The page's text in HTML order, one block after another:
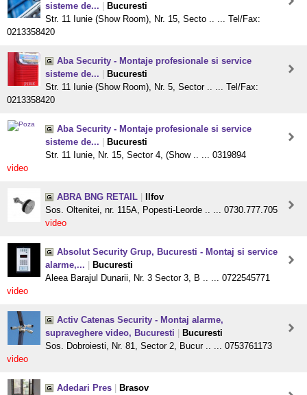
sisteme de...
Bucuresti
Str. 11 Iunie (Show Room), Nr. 15, Secto .. ... Tel/Fax:
0213358420
Aba Security - Montaje profesionale si service
sisteme de...
Bucuresti
Str. 11 Iunie (Show Room), Nr. 5, Sector .. ... Tel/Fax:
0213358420
Aba Security - Montaje profesionale si service
sisteme de...
Bucuresti
Str. 11 Iunie, Nr. 15, Sector 4, (Show .. ... 0319894
video
ABRA BNG RETAIL
Ilfov
Sos. Oltenitei, nr. 115A, Popesti-Leorde .. ... 0730.777.705
video
Absolut Security Grup, Bucuresti - Montaj si service
alarme,...
Bucuresti
Aleea Barajul Dunarii, Nr. 3 Sector 3, B .. ... 0722545771
video
Activ Catenas Security - Montaj alarme,
supraveghere video, Bucuresti
Bucuresti
Sos. Dobroiesti, Nr. 81, Sector 2, Bucur .. ... 0753761173
video
Adedari Pres
Brasov